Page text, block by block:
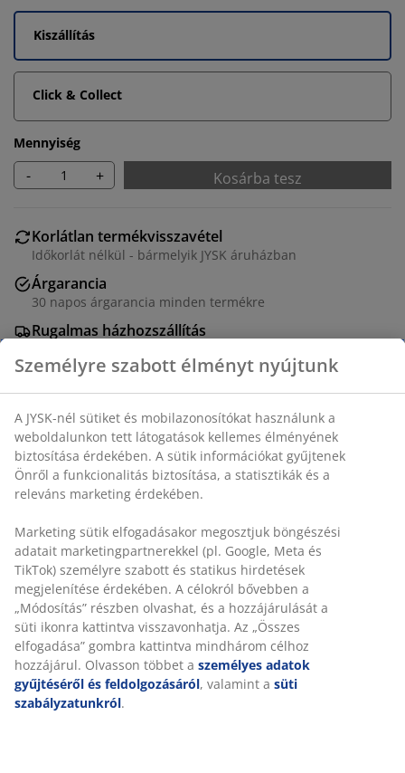
Kiszállítás
Click & Collect
Mennyiség
- + Kosárba tesz
Korlátlan termékvisszavétel
Időkorlát nélkül - bármelyik JYSK áruházban
Árgarancia
30 napos árgarancia minden termékre
Rugalmas házhozszállítás
SKU: 2411800
Részletes Adatok
Értékelések
(0)
Kiszállítás
Személyre szabott élményt nyújtunk
A JYSK-nél sütiket és mobilazonosítókat használunk a
weboldalunkon tett látogatások kellemes élményének
biztosítása érdekében. A sütik információkat gyűjtenek
Önről a funkcionalitás biztosítása, a statisztikák és a
releváns marketing érdekében.
Marketing sütik elfogadásakor megosztjuk böngészési
adatait marketingpartnerekkel (pl. Google, Meta és
TikTok) személyre szabott és statikus hirdetések
megjelenítése érdekében. A célokról bővebben a
„Módosítás” részben olvashat, és a hozzájárulását a
süti ikonra kattintva visszavonhatja. Az „Összes
elfogadása” gombra kattintva mindhárom célhoz
hozzájárul. Olvasson többet a személyes adatok
gyűjtéséről és feldolgozásáról, valamint a süti
szabályzatunkról.